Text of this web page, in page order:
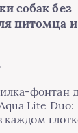
собак без
питомца и